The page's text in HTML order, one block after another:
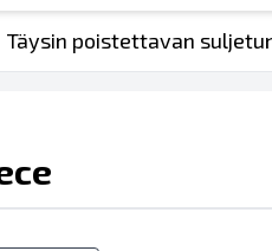
Täysin poistettavan